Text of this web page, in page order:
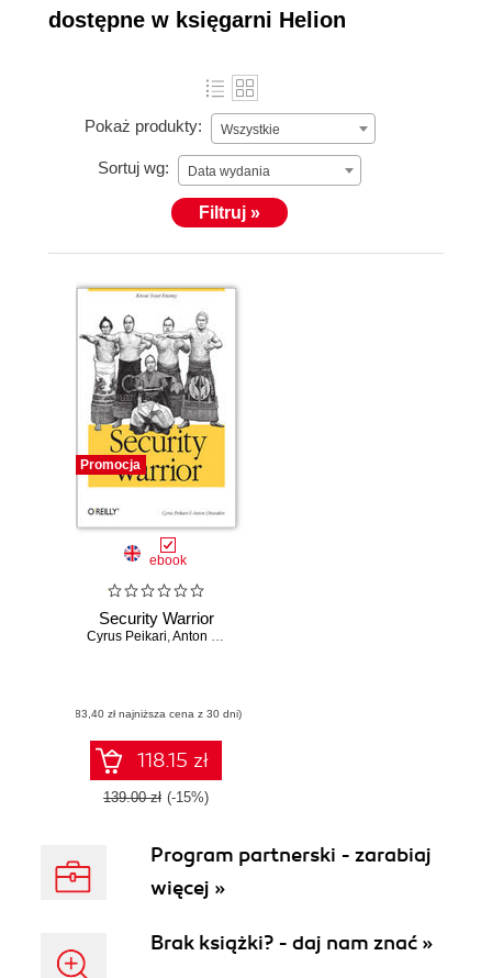
dostępne w księgarni Helion
Pokaż produkty: Wszystkie
Sortuj wg: Data wydania
Filtruj »
Promocja
ebook
Security Warrior
Cyrus Peikari,Anton Chuvakin
(83,40 zł najniższa cena z 30 dni)
118.15 zł
139.00 zł (-15%)
Program partnerski - zarabiaj
więcej »
Brak książki? - daj nam znać »